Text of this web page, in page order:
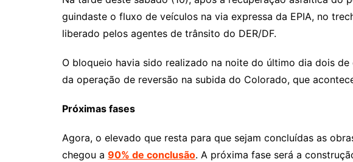
guindaste o fluxo de veículos na via expressa da EPIA, no
liberado pelos agentes de trânsito do DER/DF.
O bloqueio havia sido realizado na noite do último dia dois
da operação de reversão na subida do Colorado, que
Próximas fases
Agora, o elevado que resta para que sejam concluídas as
chegou a 90% de conclusão. A próxima fase será a